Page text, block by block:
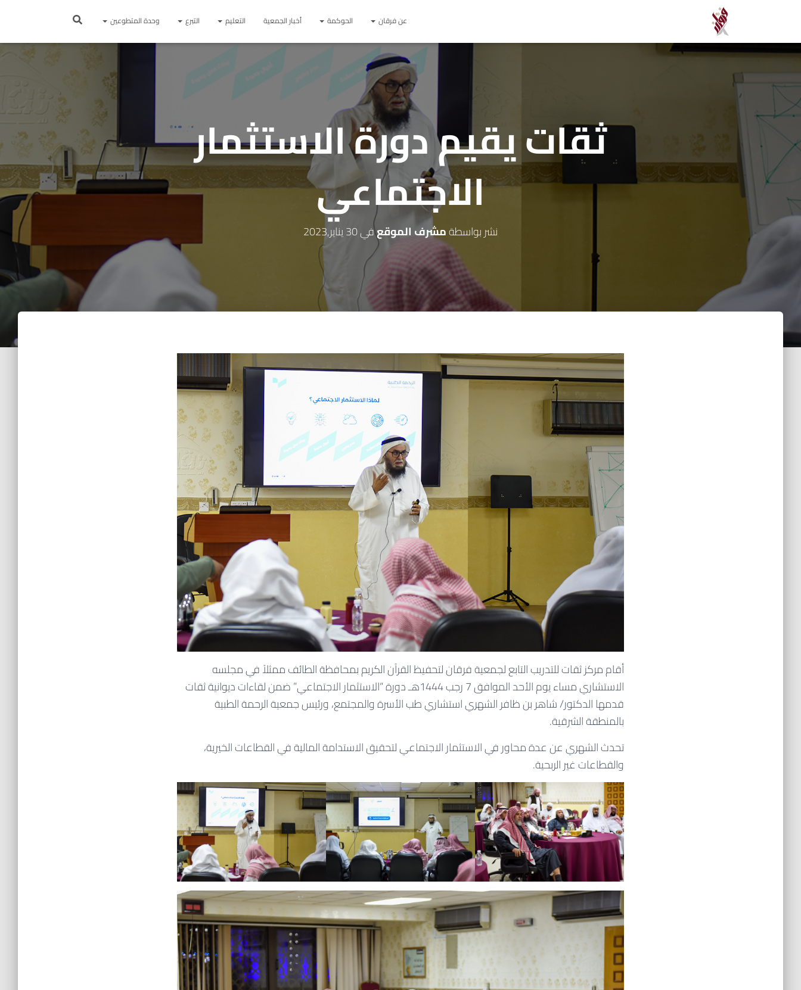
عن فرقان الحوكمة أخبار الجمعية التعليم التبرع وحدة المتطوعين
ثقات يقيم دورة الاستثمار
الاجتماعي
نشر بواسطةمشرف الموقعفي30 يناير,2023
أقام مركز ثقات للتدريب التابع لجمعية فرقان لتحفيظ القرآن الكريم بمحافظة الطائف ممثلاً في مجلسه
الاستشاري مساء يوم الأحد الموافق 7 رجب 1444هـ دورة “الاستثمار الاجتماعي” ضمن لقاءات ديوانية ثقات
قدمها الدكتور/ شاهر بن ظافر الشهري استشاري طب الأسرة والمجتمع، ورئيس جمعية الرحمة الطبية
بالمنطقة الشرقية.
تحدث الشهري عن عدة محاور في الاستثمار الاجتماعي لتحقيق الاستدامة المالية في القطاعات الخيرية،
والقطاعات غير الربحية.